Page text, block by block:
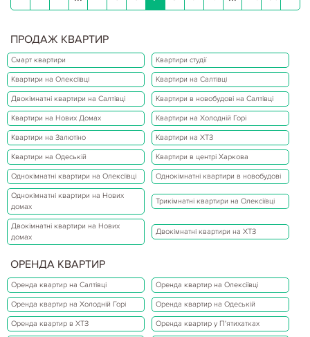
ПРОДАЖ КВАРТИР
Смарт квартири Квартири студії
Квартири на Олексіївці Квартири на Салтівці
Двокімнатні квартири на Салтівці Квартири в новобудові на Салтівці
Квартири на Нових Домах Квартири на Холодній Горі
Квартири на Залютіно Квартири на ХТЗ
Квартири на Одеській Квартири в центрі Харкова
Однокімнатні квартири на Олексіївці Однокімнатні квартири в новобудові
Однокімнатні квартири на Нових
домах
Трикімнатні квартири на Олексіївці
Двокімнатні квартири на Нових
домах
Двокімнатні квартири на ХТЗ
ОРЕНДА КВАРТИР
Оренда квартир на Салтівці Оренда квартир на Олексіївці
Оренда квартир на Холодній Горі Оренда квартир на Одеській
Оренда квартир в ХТЗ Оренда квартир у П'ятихатках